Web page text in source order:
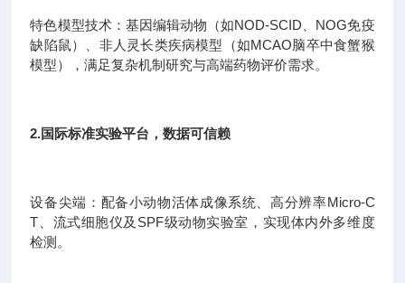
特色模型技术：基因编辑动物（如NOD-SCID、NOG免疫
缺陷鼠）、非人灵长类疾病模型（如MCAO脑卒中食蟹猴
模型），满足复杂机制研究与高端药物评价需求。
2.国际标准实验平台，数据可信赖
设备尖端：配备小动物活体成像系统、高分辨率Micro-C
T、流式细胞仪及SPF级动物实验室，实现体内外多维度
检测。